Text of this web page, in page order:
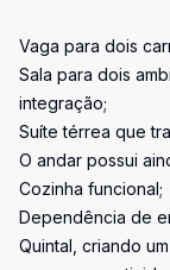
Vaga para dois
Sala para dois
integração;
Suíte térrea que
O andar possui
Cozinha funcional;
Dependência de
Quintal, criando